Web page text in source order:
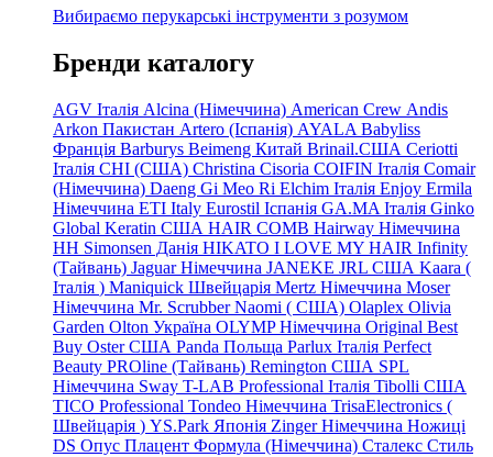
Вибираємо перукарські інструменти з розумом
Бренди каталогу
AGV Італія Alcina (Німеччина) American Crew Andis
Arkon Пакистан Artero (Іспанія) AYALA Babyliss
Франція Barburys Beimeng Китай Brinail.США Ceriotti
Італія CHI (США) Christina Cisoria COIFIN Італія Comair
(Німеччина) Daeng Gi Meo Ri Elchim Італія Enjoy Ermila
Німеччина ETI Italy Eurostil Іспанія GA.MA Італія Ginko
Global Keratin США HAIR COMB Hairway Німеччина
HH Simonsen Данія HIKATO I LOVE MY HAIR Infinity
(Тайвань) Jaguar Німеччина JANEKE JRL США Kaara (
Італія ) Maniquick Швейцарія Mertz Німеччина Moser
Німеччина Mr. Scrubber Naomi ( США) Olaplex Olivia
Garden Olton Україна OLYMP Німеччина Original Best
Buy Oster США Panda Польща Parlux Італія Perfect
Beauty PROline (Тайвань) Remington США SPL
Німеччина Sway T-LAB Professional Італія Tibolli США
TICO Professional Tondeo Німеччина TrisaElectronics (
Швейцарія ) YS.Park Японія Zinger Німеччина Ножиці
DS Опус Плацент Формула (Німеччина) Сталекс Стиль